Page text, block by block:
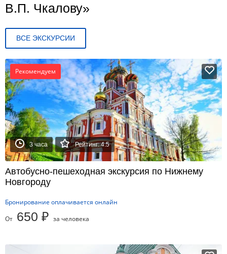
В.П. Чкалову»
ВСЕ ЭКСКУРСИИ
Рекомендуем
3 часа Рейтинг: 4.5
Автобусно-пешеходная экскурсия по Нижнему
Новгороду
Бронирование оплачивается онлайн
От 650 ₽ за человека